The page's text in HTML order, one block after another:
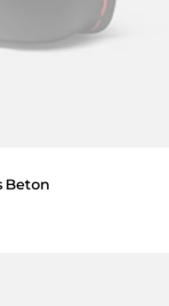
Beton